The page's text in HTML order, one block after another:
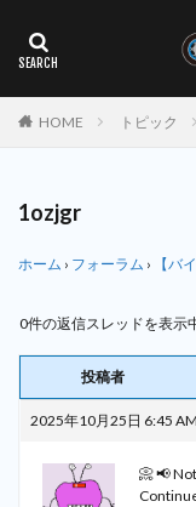
HOME トピック
1ozjgr
ホーム › フォーラム › 【バ
0件の返信スレッドを表示
投稿者
2025年10月25日 6:45 AM
📀 📢